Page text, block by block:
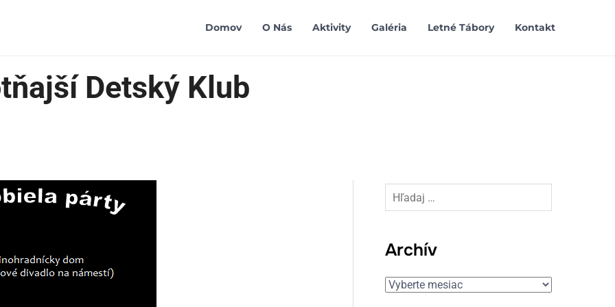
Domov O Nás Aktivity Galéria Letné Tábory Kontakt
Detský Klub
Hľadaj:
Archív
Archív